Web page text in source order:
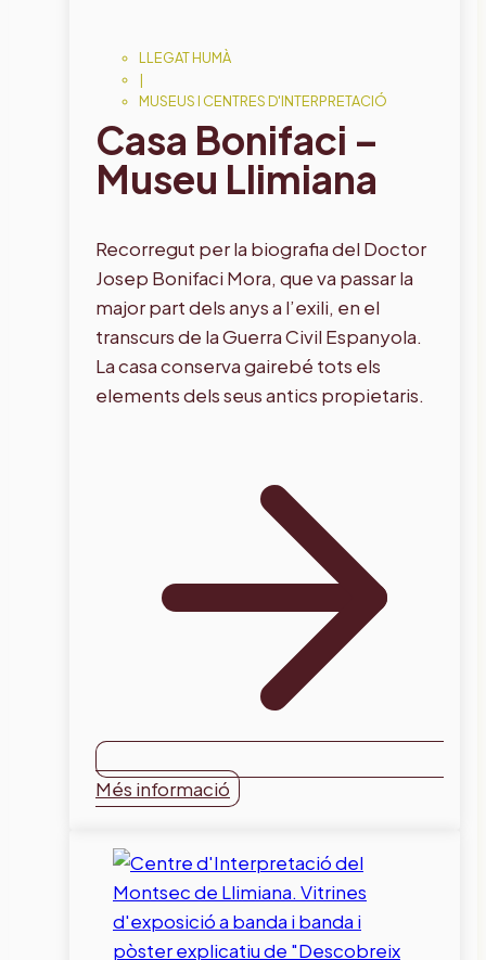
LLEGAT HUMÀ
|
MUSEUS I CENTRES D'INTERPRETACIÓ
Casa Bonifaci –
Museu Llimiana
Recorregut per la biografia del Doctor
Josep Bonifaci Mora, que va passar la
major part dels anys a l’exili, en el
transcurs de la Guerra Civil Espanyola.
La casa conserva gairebé tots els
elements dels seus antics propietaris.
Més informació